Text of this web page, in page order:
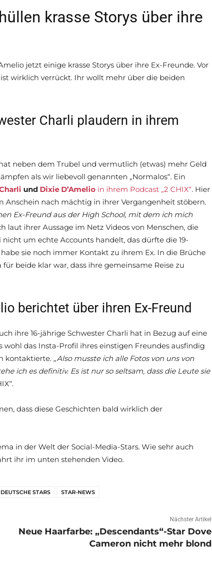
krasse Storys über ihre
jetzt einige krasse Storys über ihre Ex-Freunde. Vor
wirklich verrückt. Ihr wollt mehr über die beiden
Charli plaudern in ihrem
neben dem Trubel und vermutlich (etwas) mehr Geld
als wir liebevoll genannten „Normalos“. Ein
und Dixie D’Amelio in ihrem Podcast „2 CHIX“. Hier
Anschein nach mächtig in ihrer Vergangenheit stöbern.
Ex-Freund aus der High School, mit dem ich mich
laut ihrer Aussage im Netz Videos von Menschen, die
nicht um echte Accounts handelt, das dürfte die 19-
sie noch immer Kontakt zu ihrem Ex. In die Brüche
beide klar war, dass ihre gemeinsame Reise zu
berichtet über ihren Ex-Freund
ihre 16-jährige Schwester Charli hat in Bezug auf eine
das Insta-Profil ihres einstigen Freundes ausfindig
kontaktierte. „Also musste ich alle Fotos von uns von
ich es definitiv. Es ist nur so seltsam, dass die Leute sie
dass diese Geschichten bald wirklich der
in der Welt der Social-Media-Stars. Wie sehr auch
ihr im unten stehenden Video.
STARS STAR-NEWS
Nächster Artikel
Neue Haarfarbe: „Descendants“-Star Dove
Cameron nicht mehr blond